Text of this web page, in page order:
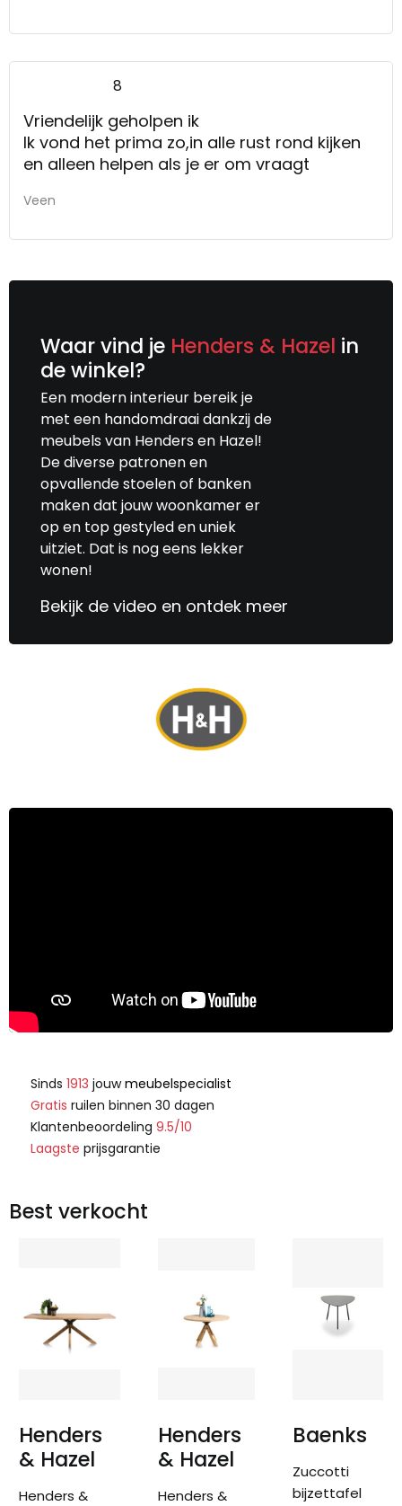
8
Vriendelijk geholpen ik
Ik vond het prima zo,in alle rust rond kijken
en alleen helpen als je er om vraagt
Veen
Waar vind je Henders & Hazel in
de winkel?
Een modern interieur bereik je
met een handomdraai dankzij de
meubels van Henders en Hazel!
De diverse patronen en
opvallende stoelen of banken
maken dat jouw woonkamer er
op en top gestyled en uniek
uitziet. Dat is nog eens lekker
wonen!
Bekijk de video en ontdek meer
Sinds 1913 jouwmeubelspecialist
Gratis ruilen binnen 30 dagen
Klantenbeoordeling 9.5/10
Laagste prijsgarantie
Best verkocht
Henders
& Hazel
Henders &
Henders
& Hazel
Henders &
Baenks
Zuccotti
bijzettafel